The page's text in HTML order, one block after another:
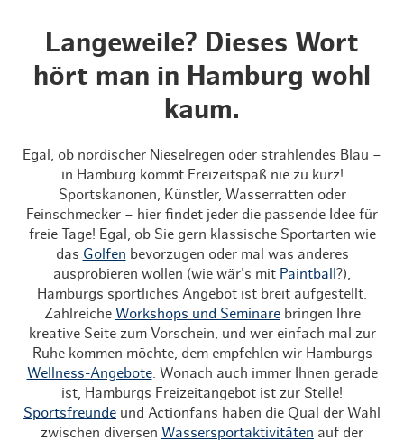
Langeweile? Dieses Wort
hört man in Hamburg wohl
kaum.
Egal, ob nordischer Nieselregen oder strahlendes Blau –
in Hamburg kommt Freizeitspaß nie zu kurz!
Sportskanonen, Künstler, Wasserratten oder
Feinschmecker – hier findet jeder die passende Idee für
freie Tage! Egal, ob Sie gern klassische Sportarten wie
das Golfen bevorzugen oder mal was anderes
ausprobieren wollen (wie wär's mit Paintball ?),
Hamburgs sportliches Angebot ist breit aufgestellt.
Zahlreiche Workshops und Seminarebringen Ihre
kreative Seite zum Vorschein, und wer einfach mal zur
Ruhe kommen möchte, dem empfehlen wir Hamburgs
Wellness-Angebote. Wonach auch immer Ihnen gerade
ist, Hamburgs Freizeitangebot ist zur Stelle!
Sportsfreunde und Actionfans haben die Qual der Wahl
zwischen diversen Wassersportaktivitäten auf der